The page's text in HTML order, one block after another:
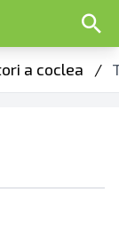
a coclea /